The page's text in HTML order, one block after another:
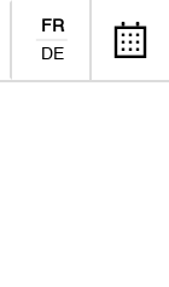
FR
DE